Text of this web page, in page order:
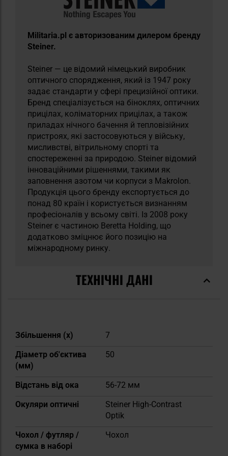
Militaria.pl є авторизованим дилером бренду
Steiner.
Steiner — це відомий німецький виробник
оптичного спорядження, який із 1947 року
задає стандарти у сфері прецизійної оптики.
Бренд спеціалізується на біноклях, оптичних
прицілах, коліматорних прицілах, а також
приладах нічного бачення й тепловізійних
пристроях, які застосовуються у війську,
мисливстві, вітрильному спорті та
спостереженні за природою. Steiner відомий
інноваційними рішеннями, такими як
заповнення азотом чи корпуси з Makrolon.
Продукція цього бренду експортується до
понад 80 країн і користується визнанням
професіоналів у всьому світі. Із 2008 року
Steiner є частиною Beretta Holding, що
додатково зміцнює його позицію на
міжнародному ринку.
ТЕХНІЧНІ ДАНІ
Докладніше
Збільшення (х)
7
Діаметр об'єктива
(мм)
50
Відстань від ока
56-72 мм
Окуляри оптичні
Steiner High-Contrast
Optik
Чохол / футляр /
сумка в наборі
Чохол